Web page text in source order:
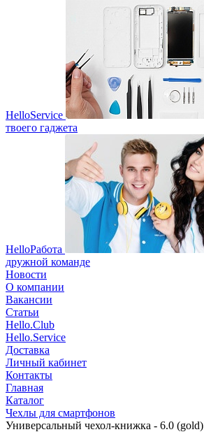
HelloService
твоего гаджета
HelloРабота
дружной команде
Новости
О компании
Вакансии
Статьи
Hello.Club
Hello.Service
Доставка
Личный кабинет
Контакты
Главная
Каталог
Чехлы для смартфонов
Универсальный чехол-книжка - 6.0 (gold)